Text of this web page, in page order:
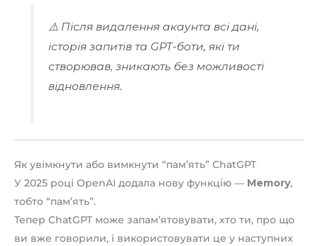
⚠️ Після видалення акаунта всі дані,
історія запитів та GPT-боти, які ти
створював, зникають без можливості
відновлення.
Як увімкнути або вимкнути “пам’ять” ChatGPT
У 2025 році OpenAI додала нову функцію — Memory,
тобто “пам’ять”.
Тепер ChatGPT може запам’ятовувати, хто ти, про що
ви вже говорили, і використовувати це у наступних